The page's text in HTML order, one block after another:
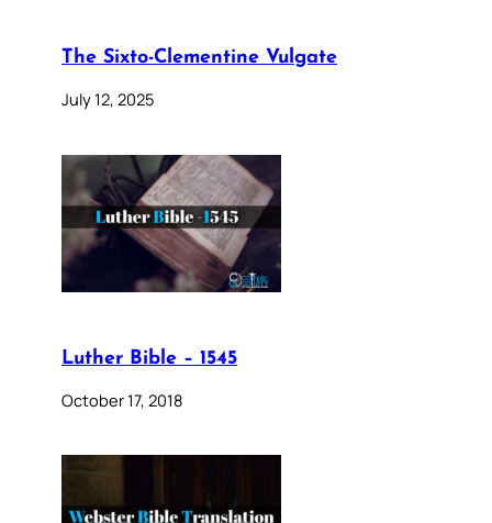
The Sixto-Clementine Vulgate
July 12, 2025
Luther Bible – 1545
October 17, 2018